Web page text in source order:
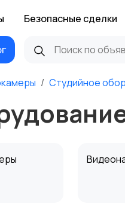
Безопасные сделки
Студийное